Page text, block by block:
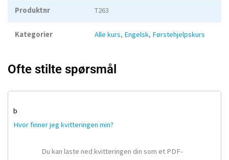
Produktnr T263
Kategorier Alle kurs, Engelsk, Førstehjelpskurs
Ofte stilte spørsmål
b
Hvor finner jeg kvitteringen min?
Du kan laste ned kvitteringen din som et PDF-